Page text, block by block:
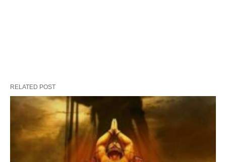
RELATED POST